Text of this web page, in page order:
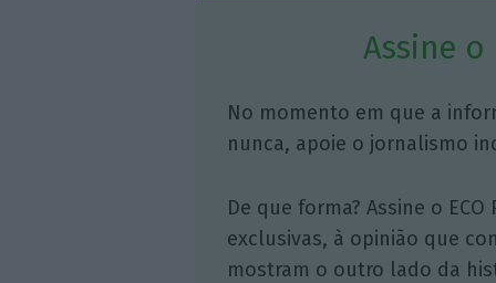
Assine o
No momento em que a
nunca, apoie o jornalismo
De que forma? Assine o
exclusivas, à opinião que
mostram o outro lado da